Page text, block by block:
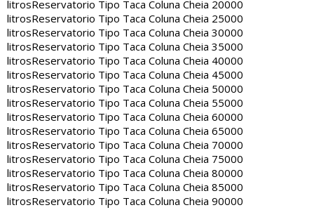
litrosReservatorio Tipo Taca Coluna Cheia 20000
litrosReservatorio Tipo Taca Coluna Cheia 25000
litrosReservatorio Tipo Taca Coluna Cheia 30000
litrosReservatorio Tipo Taca Coluna Cheia 35000
litrosReservatorio Tipo Taca Coluna Cheia 40000
litrosReservatorio Tipo Taca Coluna Cheia 45000
litrosReservatorio Tipo Taca Coluna Cheia 50000
litrosReservatorio Tipo Taca Coluna Cheia 55000
litrosReservatorio Tipo Taca Coluna Cheia 60000
litrosReservatorio Tipo Taca Coluna Cheia 65000
litrosReservatorio Tipo Taca Coluna Cheia 70000
litrosReservatorio Tipo Taca Coluna Cheia 75000
litrosReservatorio Tipo Taca Coluna Cheia 80000
litrosReservatorio Tipo Taca Coluna Cheia 85000
litrosReservatorio Tipo Taca Coluna Cheia 90000